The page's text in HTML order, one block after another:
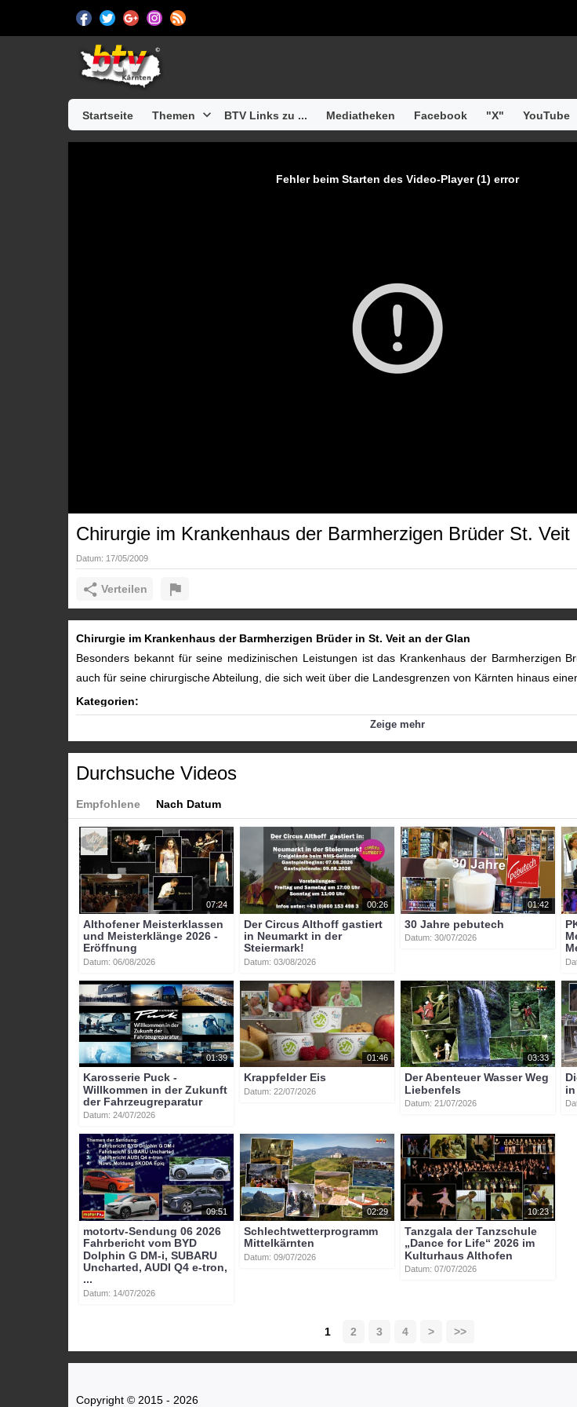
Startseite Themen BTV Links zu ... Mediatheken Facebook "X" YouTube
Fehler beim Starten des Video-Player (1) error
Chirurgie im Krankenhaus der Barmherzigen Brüder St. Veit
Datum: 17/05/2009
Verteilen
Chirurgie im Krankenhaus der Barmherzigen Brüder in St. Veit an der Glan
Besonders bekannt für seine medizinischen Leistungen ist das Krankenhaus der Barmherzigen
auch für seine chirurgische Abteilung, die sich weit über die Landesgrenzen von Kärnten hinaus
Kategorien:
Themen » Gesundheit
sankt_veit
krankenhaus barmherzige_brüder jörg_tschmelitsch
Zeige mehr
Durchsuche Videos
Empfohlene Nach Datum
07:24
Althofener Meisterklassen
und Meisterklänge 2026 -
Eröffnung
Datum: 06/08/2026
00:26
Der Circus Althoff gastiert
in Neumarkt in der
Steiermark!
Datum: 03/08/2026
01:42
30 Jahre pebutech
Datum: 30/07/2026
01:39
Karosserie Puck -
Willkommen in der Zukunft
der Fahrzeugreparatur
Datum: 24/07/2026
01:46
Krappfelder Eis
Datum: 22/07/2026
03:33
Der Abenteuer Wasser Weg
Liebenfels
Datum: 21/07/2026
09:51
motortv-Sendung 06 2026
Fahrbericht vom BYD
Dolphin G DM-i, SUBARU
Uncharted, AUDI Q4 e-tron,
...
Datum: 14/07/2026
02:29
Schlechtwetterprogramm
Mittelkärnten
Datum: 09/07/2026
10:23
Tanzgala der Tanzschule
„Dance for Life“ 2026 im
Kulturhaus Althofen
Datum: 07/07/2026
1 2 3 4 > >>
Copyright © 2015 - 2026